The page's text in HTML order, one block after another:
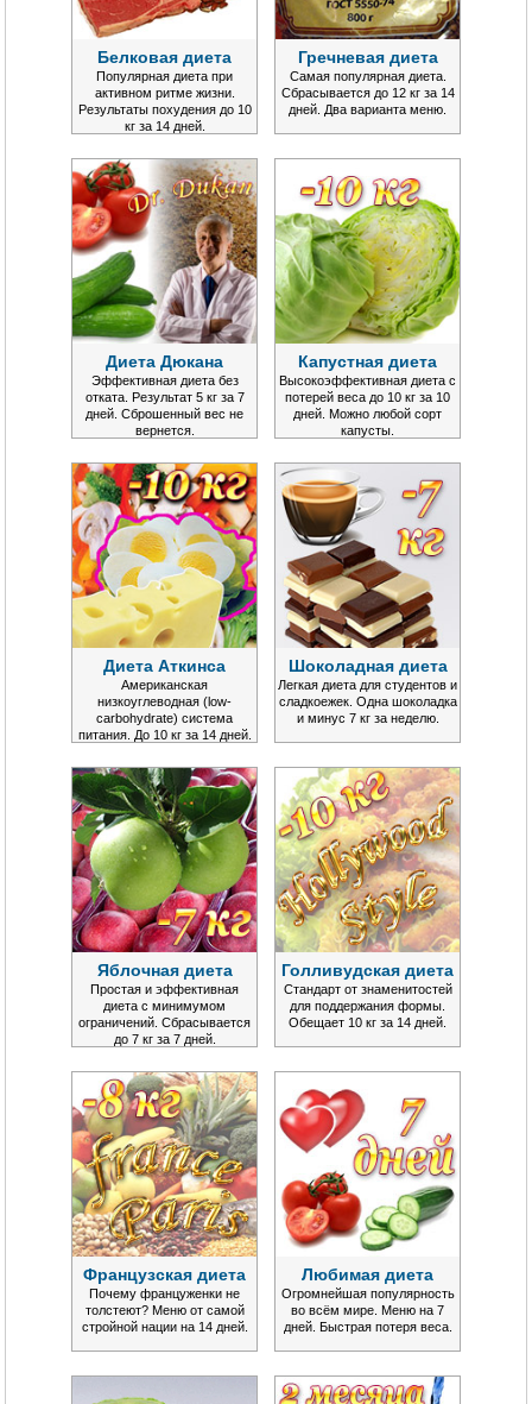
Белковая диета
Популярная диета при
активном ритме жизни.
Результаты похудения до 10
кг за 14 дней.
Гречневая диета
Самая популярная диета.
Сбрасывается до 12 кг за 14
дней. Два варианта меню.
Диета Дюкана
Эффективная диета без
отката. Результат 5 кг за 7
дней. Сброшенный вес не
вернется.
Капустная диета
Высокоэффективная диета с
потерей веса до 10 кг за 10
дней. Можно любой сорт
капусты.
Диета Аткинса
Американская
низкоуглеводная (low-
carbohydrate) система
питания. До 10 кг за 14 дней.
Шоколадная диета
Легкая диета для студентов и
сладкоежек. Одна шоколадка
и минус 7 кг за неделю.
Яблочная диета
Простая и эффективная
диета с минимумом
ограничений. Сбрасывается
до 7 кг за 7 дней.
Голливудская диета
Стандарт от знаменитостей
для поддержания формы.
Обещает 10 кг за 14 дней.
Французская диета
Почему француженки не
толстеют? Меню от самой
стройной нации на 14 дней.
Любимая диета
Огромнейшая популярность
во всём мире. Меню на 7
дней. Быстрая потеря веса.